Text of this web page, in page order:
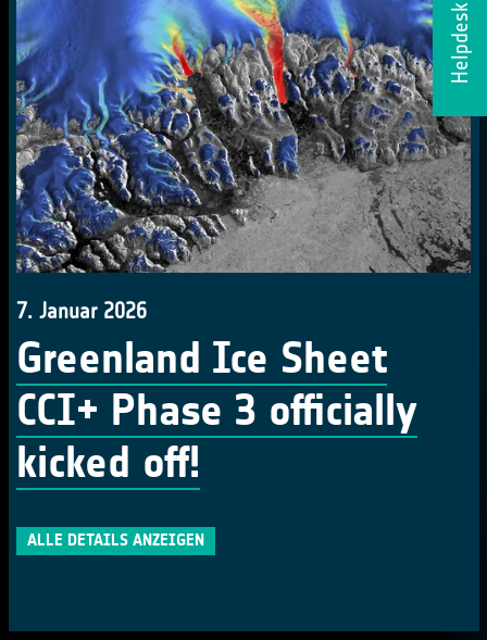
Helpdesk
7. Januar 2026
Greenland Ice Sheet
CCI+ Phase 3 officially
kicked off!
ALLE DETAILS ANZEIGEN